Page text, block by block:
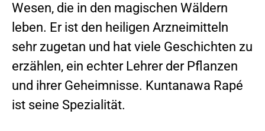
Wesen, die in den magischen Wäldern
leben. Er ist den heiligen Arzneimitteln
sehr zugetan und hat viele Geschichten zu
erzählen, ein echter Lehrer der Pflanzen
und ihrer Geheimnisse. Kuntanawa Rapé
ist seine Spezialität.